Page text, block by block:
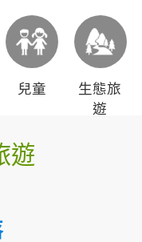
兒童
生態旅
遊
遊